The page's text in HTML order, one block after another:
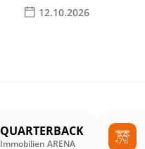
12.10.2026
QUARTERBACK
Immobilien ARENA